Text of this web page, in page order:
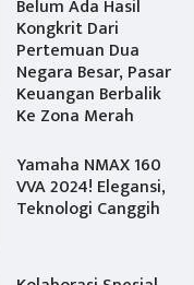
Belum Ada Hasil
Kongkrit Dari
Pertemuan Dua
Negara Besar, Pasar
Keuangan Berbalik
Ke Zona Merah
Yamaha NMAX 160
VVA 2024! Elegansi,
Teknologi Canggih